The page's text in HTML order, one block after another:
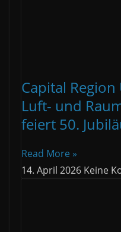
Capital Region
Luft- und
feiert 50.
Read More »
14. April 2026 Keine